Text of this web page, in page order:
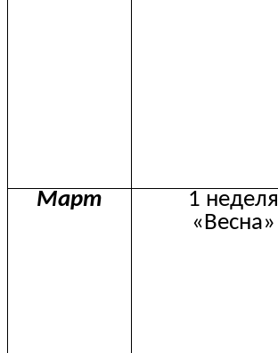
Март
1 неделя
«Весна»